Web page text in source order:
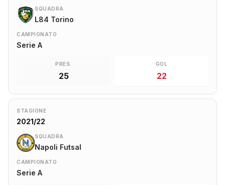
SQUADRA
L84 Torino
CAMPIONATO
Serie A
PRES.
25
GOL
22
STAGIONE
2021/22
SQUADRA
Napoli Futsal
CAMPIONATO
Serie A